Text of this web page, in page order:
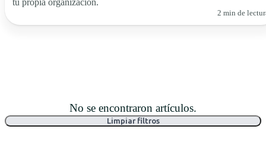
2 min de
No se encontraron artículos.
Limpiar filtros